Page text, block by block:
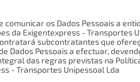
os Dados Pessoais a
da Exigentexpress - Transportes
subcontratantes que
Dados Pessoais a efectuar,
das regras previstas na
- Transportes Unipessoal Lda